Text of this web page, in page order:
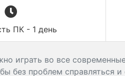
ПК - 1 день
играть во все
без проблем справляться